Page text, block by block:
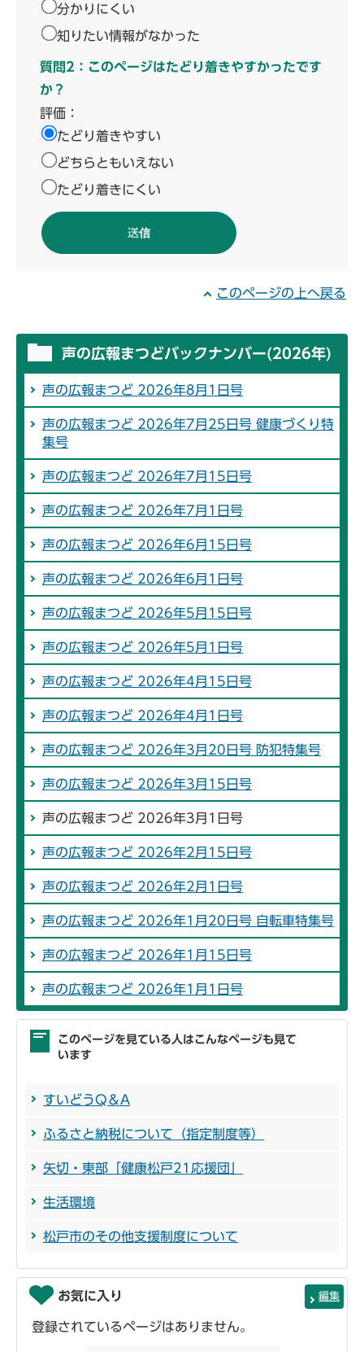
分かりにくい
知りたい情報がなかった
質問2：このページはたどり着きやすかったです
か？
評価：
たどり着きやすい
どちらともいえない
たどり着きにくい
このページの上へ戻る
声の広報まつどバックナンバー(2026年)
声の広報まつど 2026年8月1日号
声の広報まつど 2026年7月25日号 健康づくり特
集号
声の広報まつど 2026年7月15日号
声の広報まつど 2026年7月1日号
声の広報まつど 2026年6月15日号
声の広報まつど 2026年6月1日号
声の広報まつど 2026年5月15日号
声の広報まつど 2026年5月1日号
声の広報まつど 2026年4月15日号
声の広報まつど 2026年4月1日号
声の広報まつど 2026年3月20日号 防犯特集号
声の広報まつど 2026年3月15日号
声の広報まつど 2026年3月1日号
声の広報まつど 2026年2月15日号
声の広報まつど 2026年2月1日号
声の広報まつど 2026年1月20日号 自転車特集号
声の広報まつど 2026年1月15日号
声の広報まつど 2026年1月1日号
このページを見ている人はこんなページも見て
います
すいどうQ＆A
ふるさと納税について（指定制度等）
矢切・東部「健康松戸21応援団」
生活環境
松戸市のその他支援制度について
お気に入り 編集
登録されているページはありません。